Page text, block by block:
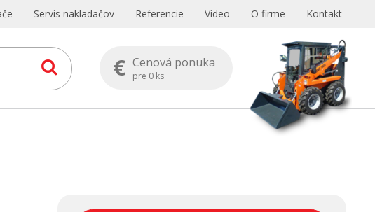
€ Cenová ponuka
pre 0 ks
Servis nakladačov Referencie Video O firme Kontakt